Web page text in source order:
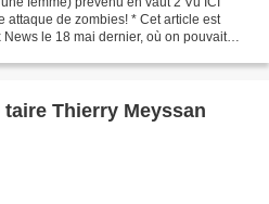
attaque de zombies! * Cet article est
le 18 mai dernier, où on pouvait
taire Thierry Meyssan